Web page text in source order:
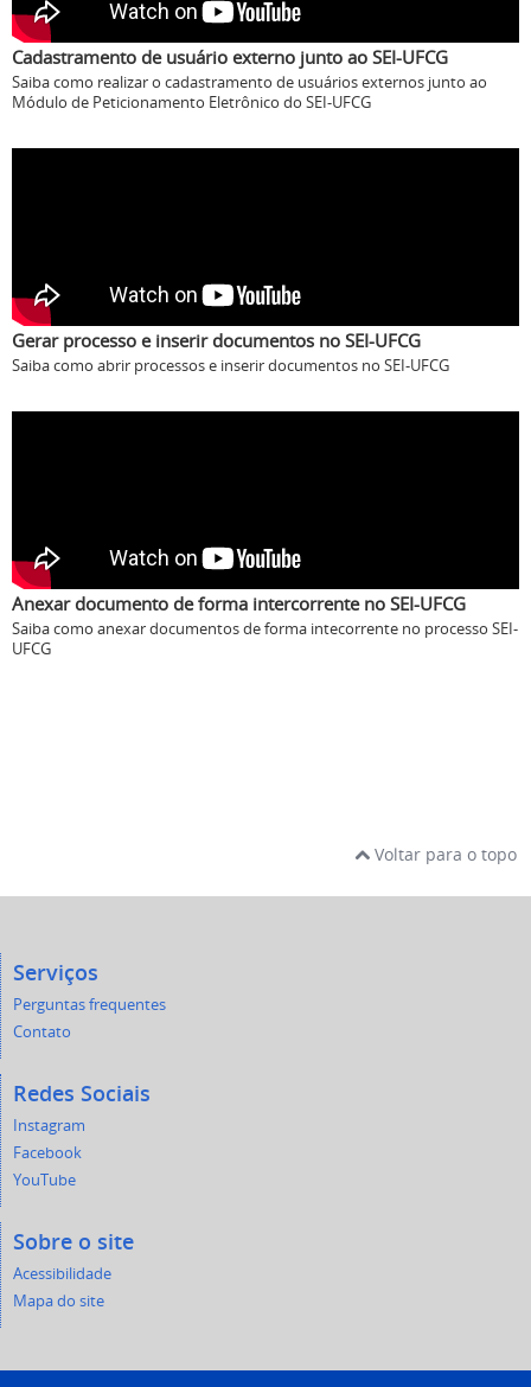
Cadastramento de usuário externo junto ao SEI-UFCG
Saiba como realizar o cadastramento de usuários externos junto ao
Módulo de Peticionamento Eletrônico do SEI-UFCG
Gerar processo e inserir documentos no SEI-UFCG
Saiba como abrir processos e inserir documentos no SEI-UFCG
Anexar documento de forma intercorrente no SEI-UFCG
Saiba como anexar documentos de forma intecorrente no processo SEI-
UFCG
Voltar para o topo
Serviços
Perguntas frequentes
Contato
Redes Sociais
Instagram
Facebook
YouTube
Sobre o site
Acessibilidade
Mapa do site